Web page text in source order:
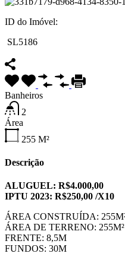
ID do Imóvel:
SL5186
Banheiros
2
Área
255 M²
Descrição
ALUGUEL: R$4.000,00
IPTU 2023: R$250,00 /X10
ÁREA CONSTRUÍDA:
ÁREA DE TERRENO: 255M²
FRENTE: 8,5M
FUNDOS: 30M